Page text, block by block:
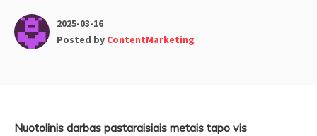
2025-03-16
Posted by ContentMarketing
Nuotolinis darbas pastaraisiais metais tapo vis